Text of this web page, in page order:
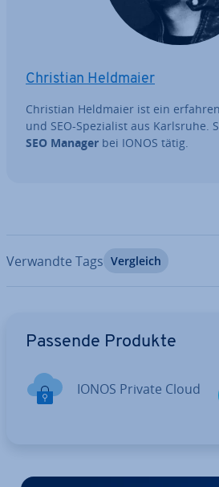
Christian Heldmaier
Christian Heldmaier ist ein
und SEO-Spe­zia­list aus Karlsruhe.
SEO Manager bei IONOS tätig.
Verwandte Tags Vergleich
Passende Produkte
IONOS Private Cloud